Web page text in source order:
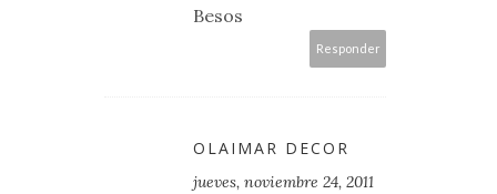
Besos
Responder
OLAIMAR DECOR
jueves, noviembre 24, 2011